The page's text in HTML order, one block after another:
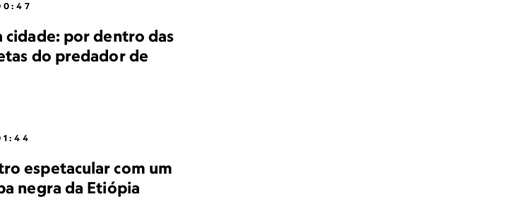
cidade: por dentro das
do predador de
espetacular com um
negra da Etiópia